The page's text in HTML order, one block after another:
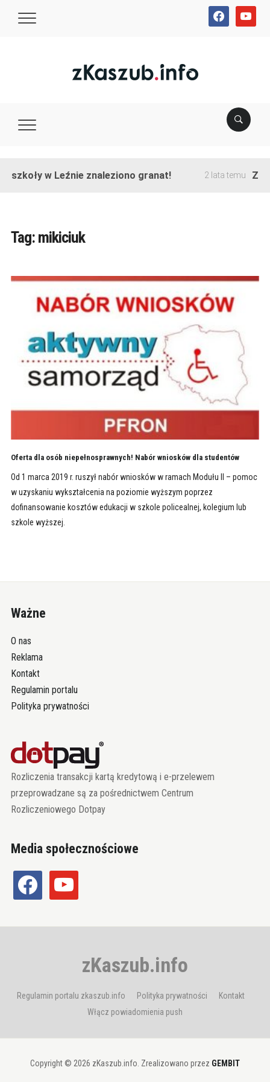
facebookyoutube
szkoły w Leźnie znaleziono granat! 2 lata temu
Tag: mikiciuk
Oferta dla osób niepełnosprawnych! Nabór wniosków dla studentów
Od 1 marca 2019 r. ruszył nabór wniosków w ramach Modułu II – pomoc
w uzyskaniu wykształcenia na poziomie wyższym poprzez
dofinansowanie kosztów edukacji w szkole policealnej, kolegium lub
szkole wyższej.
Ważne
O nas
Reklama
Kontakt
Regulamin portalu
Polityka prywatności
Rozliczenia transakcji kartą kredytową i e-przelewem
przeprowadzane są za pośrednictwem Centrum
Rozliczeniowego Dotpay
Media społecznościowe
facebook youtube
zKaszub.info
Regulamin portalu zkaszub.info Polityka prywatności
Kontakt
Włącz powiadomienia push
Copyright © 2026 zKaszub.info. Zrealizowano przez GEMBIT